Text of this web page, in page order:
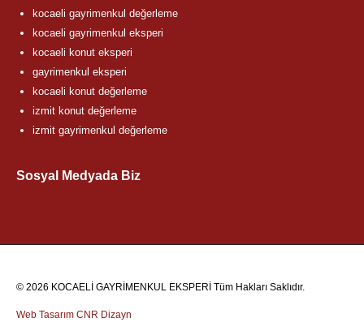
kocaeli gayrimenkul değerleme
kocaeli gayrimenkul eksperi
kocaeli konut eksperi
gayrimenkul eksperi
kocaeli konut değerleme
izmit konut değerleme
izmit gayrimenkul değerleme
Sosyal Medyada Biz
© 2026 KOCAELİ GAYRİMENKUL EKSPERİ Tüm Hakları Saklıdır.
Web Tasarım CNR Dizayn